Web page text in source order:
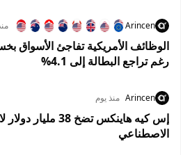
Arincen
رغم تراجع البطالة إلى 4.1%
Arincen منذ يوم
إس كيه هاينكس تضخ
الاصطناعي